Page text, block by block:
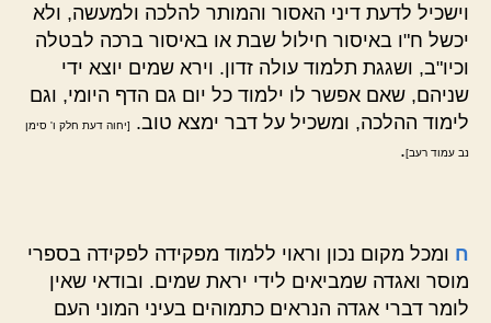
וישכיל לדעת דיני האסור והמותר להלכה ולמעשה, ולא
יכשל ח"ו באיסור חילול שבת או באיסור ברכה לבטלה
וכיו"ב, ושגגת תלמוד עולה זדון. וירא שמים יוצא ידי
שניהם, שאם אפשר לו ילמוד כל יום גם הדף היומי, וגם
לימוד ההלכה, ומשכיל על דבר ימצא טוב.
[יחוה דעת חלק ו' סימן
נב עמוד רעב].
ח ומכל מקום נכון וראוי ללמוד מפקידה לפקידה בספרי
מוסר ואגדה שמביאים לידי יראת שמים. ובודאי שאין
לומר דברי אגדה הנראים כתמוהים בעיני המוני העם